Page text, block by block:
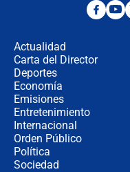
Actualidad
Carta del Director
Deportes
Economía
Emisiones
Entretenimiento
Internacional
Orden Público
Política
Sociedad